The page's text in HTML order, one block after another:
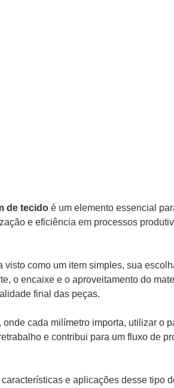
de tecidoé um elemento essencial
e eficiência em processos
visto como um item simples, sua
o encaixe e o aproveitamento do
final das peças.
cada milímetro importa, utilizar o
e contribui para um fluxo de
e aplicações desse tipo